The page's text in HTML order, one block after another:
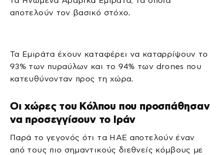
αποτελούν τον βασικό στόχο.
Τα Εμιράτα έχουν καταφέρει να καταρρίψουν το
93% των πυραύλων και το 94% των drones που
κατευθύνονταν προς τη χώρα.
Οι χώρες του Κόλπου που προσπάθησαν
να προσεγγίσουν το Ιράν
Παρά το γεγονός ότι τα ΗΑΕ αποτελούν έναν
από τους πιο σημαντικούς διεθνείς κόμβους με